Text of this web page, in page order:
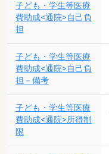
子ども・学生等医療
費助成<通院>自己負
担
子ども・学生等医療
費助成<通院>自己負
担－備考
子ども・学生等医療
費助成<通院>所得制
限